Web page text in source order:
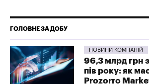
ГОЛОВНЕ ЗА ДОБУ
НОВИНИ КОМПАНІЙ
96,3 млрд грн
пів року: як
Prozorro